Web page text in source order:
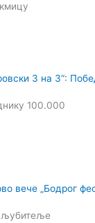
100.000
љубитеље